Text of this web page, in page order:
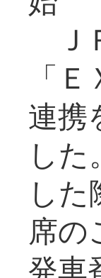
Ｊ
「
連携
し
し
席の
発車